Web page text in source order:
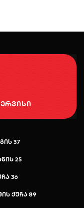
37
25
36
ქუჩა 89